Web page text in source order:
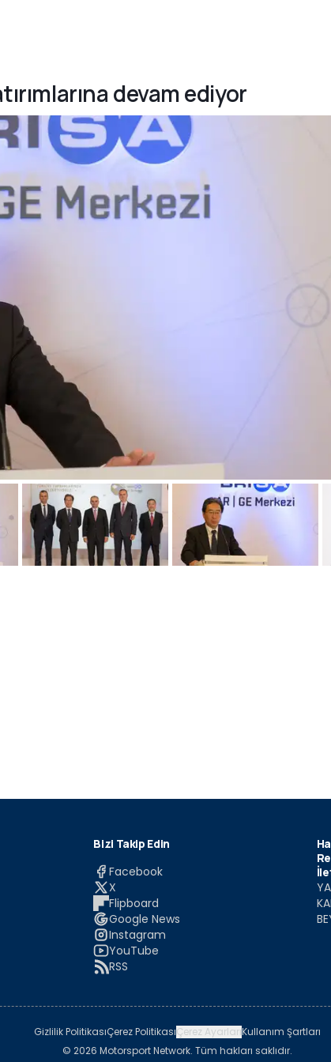
devam ediyor
Bizi Takip Edin
Facebook
X
Flipboard
Google News
Instagram
YouTube
RSS
Gizlilik PolitikasıÇerez PolitikasıÇerez AyarlarıKullanım Şartları
© 2026 Motorsport Network. Tüm hakları saklıdır.